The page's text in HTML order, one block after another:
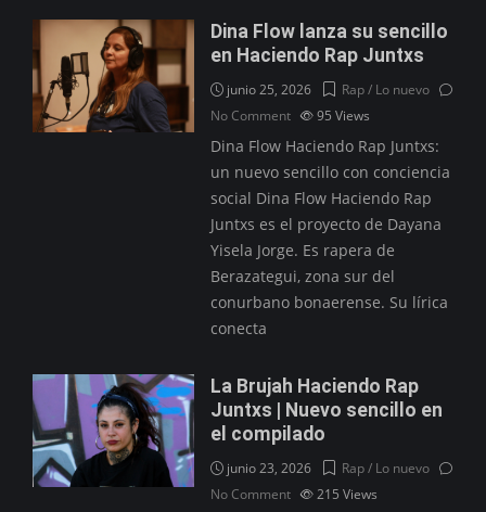
Dina Flow lanza su sencillo
en Haciendo Rap Juntxs
junio 25, 2026
Rap / Lo nuevo
No Comment
95Views
Dina Flow Haciendo Rap Juntxs:
un nuevo sencillo con conciencia
social Dina Flow Haciendo Rap
Juntxs es el proyecto de Dayana
Yisela Jorge. Es rapera de
Berazategui, zona sur del
conurbano bonaerense. Su lírica
conecta
La Brujah Haciendo Rap
Juntxs | Nuevo sencillo en
el compilado
junio 23, 2026
Rap / Lo nuevo
No Comment
215Views